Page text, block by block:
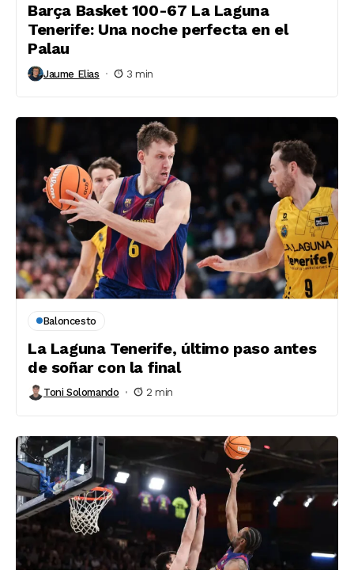
Barça Basket 100-67 La Laguna
Tenerife: Una noche perfecta en el
Palau
Jaume Elias 3 min
Baloncesto
La Laguna Tenerife, último paso antes
de soñar con la final
Toni Solomando 2 min